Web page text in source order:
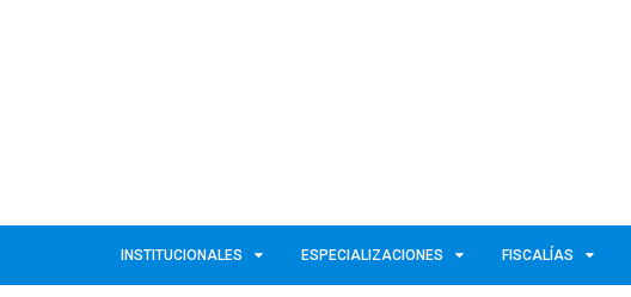
INSTITUCIONALES ESPECIALIZACIONES FISCALÍAS